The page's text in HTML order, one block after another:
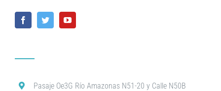
Pasaje Oe3G Río Amazonas N51-20 y Calle N50B